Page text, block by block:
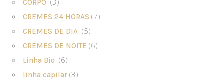
CORPO (3)
CREMES 24 HORAS (7)
CREMES DE DIA (5)
CREMES DE NOITE (6)
Linha Bio (6)
linha capilar (3)